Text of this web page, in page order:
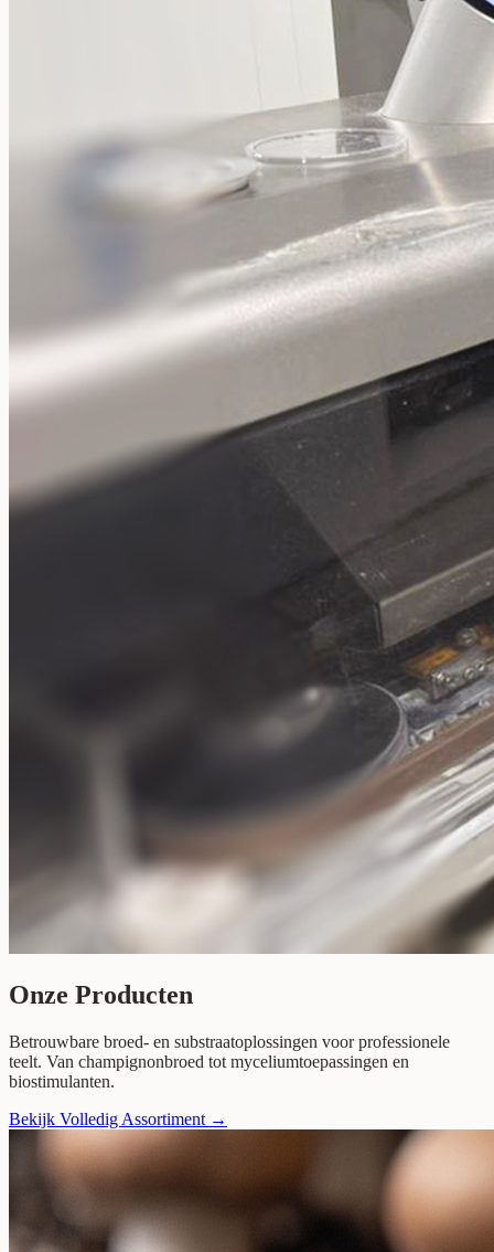
Onze Producten
Betrouwbare broed- en substraatoplossingen voor professionele
teelt. Van champignonbroed tot myceliumtoepassingen en
biostimulanten.
Bekijk Volledig Assortiment →